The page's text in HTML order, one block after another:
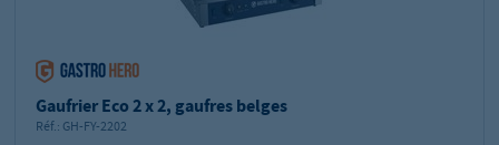
Gaufrier Eco 2 x 2, gaufres belges
Réf.: GH-FY-2202